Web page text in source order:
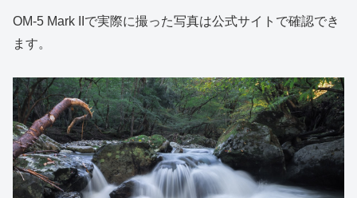
OM-5 Mark IIで実際に撮った写真は公式サイトで確認でき
ます。